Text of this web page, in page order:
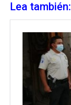
Lea también: